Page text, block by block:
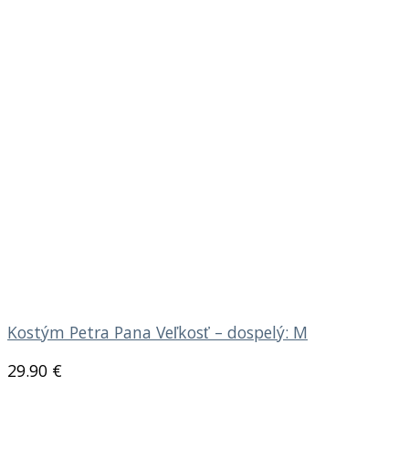
Kostým Petra Pana Veľkosť – dospelý: M
29.90 €